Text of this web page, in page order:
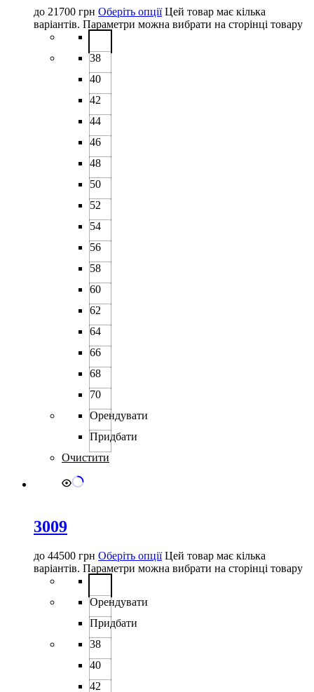
до 21700 грн Оберіть опції Цей товар має кілька
варіантів. Параметри можна вибрати на сторінці товару
38
40
42
44
46
48
50
52
54
56
58
60
62
64
66
68
70
Орендувати
Придбати
Очистити
3009
до 44500 грн Оберіть опції Цей товар має кілька
варіантів. Параметри можна вибрати на сторінці товару
Орендувати
Придбати
38
40
42